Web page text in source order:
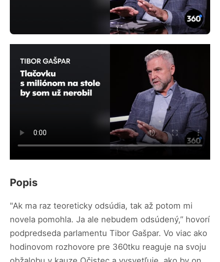
Popis
"Ak ma raz teoreticky odsúdia, tak až potom mi
novela pomohla. Ja ale nebudem odsúdený,” hovorí
podpredseda parlamentu Tibor Gašpar. Vo viac ako
hodinovom rozhovore pre 360tku reaguje na svoju